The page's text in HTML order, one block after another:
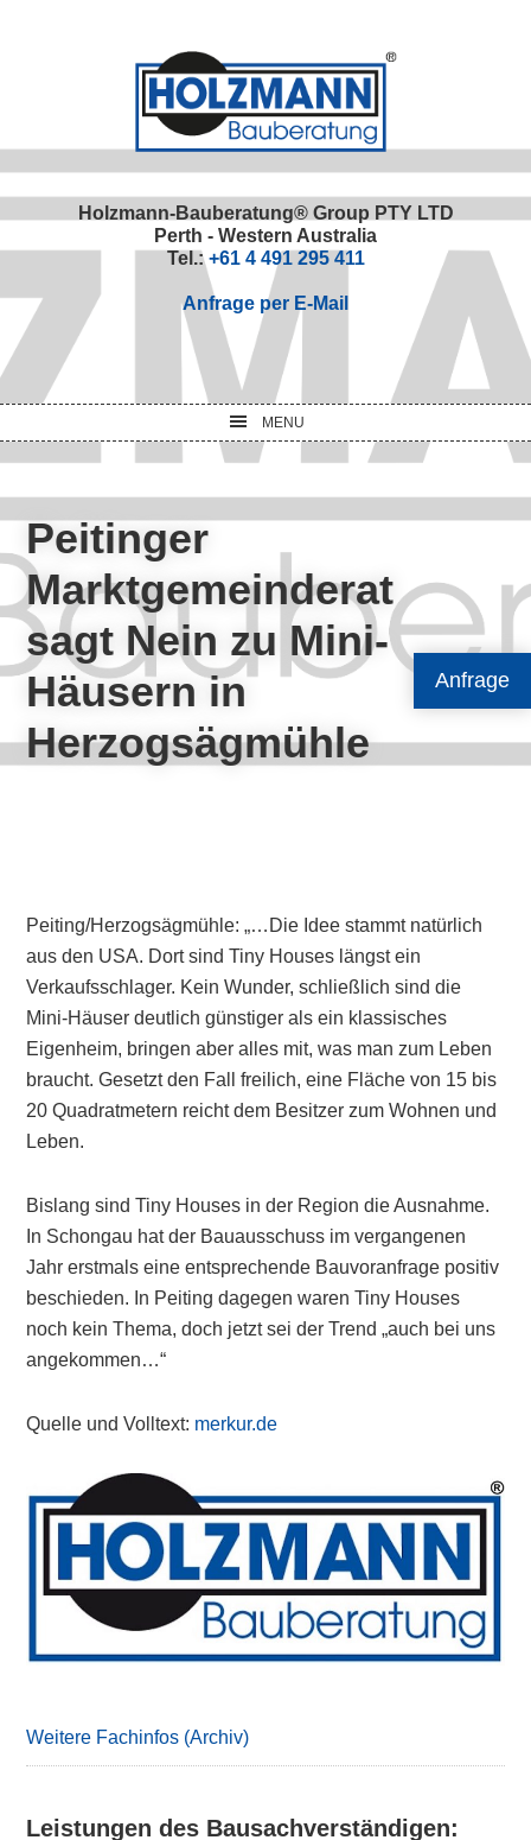
Anfrage
Holzmann-Bauberatung® Group PTY LTD
Perth - Western Australia
Tel.:+61 4 491 295 411
Anfrage per E-Mail
MENU
Peitinger
Marktgemeinderat
sagt Nein zu Mini-
Häusern in
Herzogsägmühle
Peiting/Herzogsägmühle: „…Die Idee stammt natürlich
aus den USA. Dort sind Tiny Houses längst ein
Verkaufsschlager. Kein Wunder, schließlich sind die
Mini-Häuser deutlich günstiger als ein klassisches
Eigenheim, bringen aber alles mit, was man zum Leben
braucht. Gesetzt den Fall freilich, eine Fläche von 15 bis
20 Quadratmetern reicht dem Besitzer zum Wohnen und
Leben.
Bislang sind Tiny Houses in der Region die Ausnahme.
In Schongau hat der Bauausschuss im vergangenen
Jahr erstmals eine entsprechende Bauvoranfrage positiv
beschieden. In Peiting dagegen waren Tiny Houses
noch kein Thema, doch jetzt sei der Trend „auch bei uns
angekommen…“
Quelle und Volltext: merkur.de
Primary
Sidebar
Weitere Fachinfos (Archiv)
Leistungen des Bausachverständigen: